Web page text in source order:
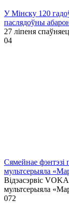
У Мінску 120
паслядоўны
27 ліпеня
04
Сямейнае
мультсерыяла
Відэасэрвіс
мультсерыяла
072